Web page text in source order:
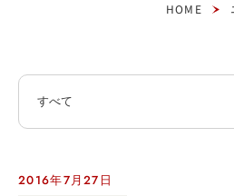
HOME
2016年7月27日